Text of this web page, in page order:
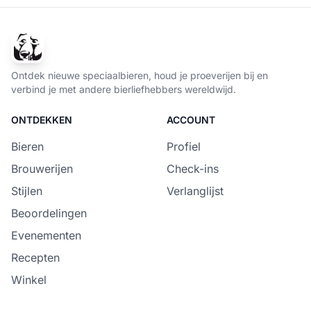
Ontdek nieuwe speciaalbieren, houd je proeverijen bij en
verbind je met andere bierliefhebbers wereldwijd.
ONTDEKKEN
Bieren
Brouwerijen
Stijlen
Beoordelingen
Evenementen
Recepten
Winkel
ACCOUNT
Profiel
Check-ins
Verlanglijst